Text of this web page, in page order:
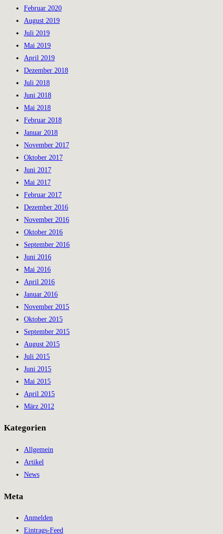
Februar 2020
August 2019
Juli 2019
Mai 2019
April 2019
Dezember 2018
Juli 2018
Juni 2018
Mai 2018
Februar 2018
Januar 2018
November 2017
Oktober 2017
Juni 2017
Mai 2017
Februar 2017
Dezember 2016
November 2016
Oktober 2016
September 2016
Juni 2016
Mai 2016
April 2016
Januar 2016
November 2015
Oktober 2015
September 2015
August 2015
Juli 2015
Juni 2015
Mai 2015
April 2015
März 2012
Kategorien
Allgemein
Artikel
News
Meta
Anmelden
Eintrags-Feed